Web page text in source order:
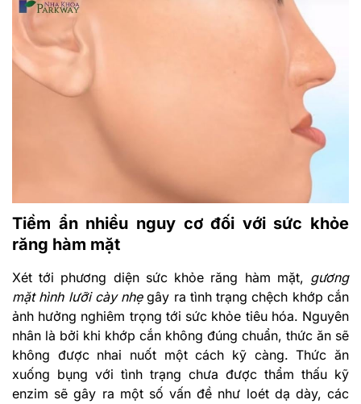
Tiềm ẩn nhiều nguy cơ đối với sức khỏe
răng hàm mặt
Xét tới phương diện sức khỏe răng hàm mặt, gương
mặt hình lưỡi cày nhẹgây ra tình trạng chệch khớp cắn
ảnh hưởng nghiêm trọng tới sức khỏe tiêu hóa. Nguyên
nhân là bởi khi khớp cắn không đúng chuẩn, thức ăn sẽ
không được nhai nuốt một cách kỹ càng. Thức ăn
xuống bụng với tình trạng chưa được thẩm thấu kỹ
enzim sẽ gây ra một số vấn đề như loét dạ dày, các